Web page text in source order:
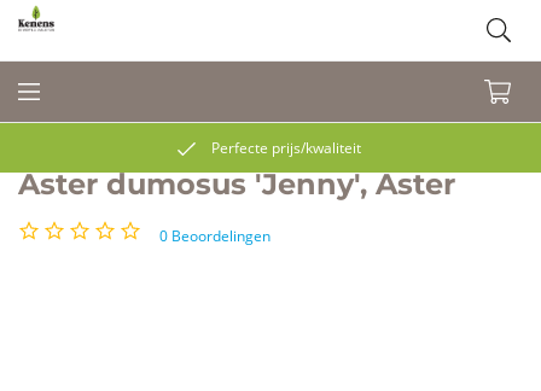
Perfecte prijs/kwaliteit
Aster dumosus 'Jenny', Aster
0 Beoordelingen